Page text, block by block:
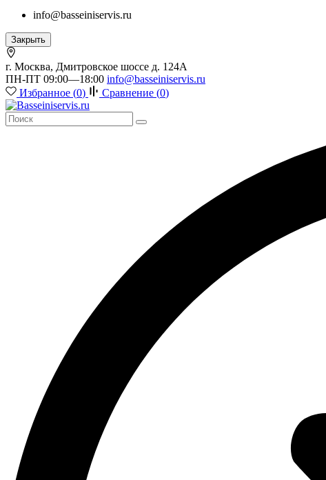
info@basseiniservis.ru
Закрыть
г. Москва, Дмитровское шоссе д. 124А
ПН-ПТ 09:00—18:00 info@basseiniservis.ru
Избранное (0) Сравнение (0)